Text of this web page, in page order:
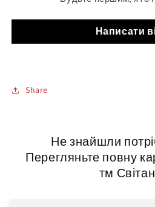
Написати
Share
Не знайшли
Перегляньте повну
тм